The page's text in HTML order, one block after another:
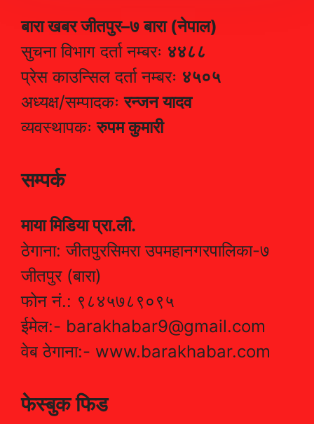
बारा खबर जीतपुर–७ बारा (नेपाल)
सुचना विभाग दर्ता नम्बरः ४४८८
प्रेस काउन्सिल दर्ता नम्बरः ४५०५
अध्यक्ष/सम्पादकःरन्जन यादव
व्यवस्थापकःरुपम कुमारी
सम्पर्क
माया मिडिया प्रा.ली.
ठेगाना: जीतपुरसिमरा उपमहानगरपालिका-७
जीतपुर (बारा)
फोन नं.: ९८४५७८९०९५
ईमेल:- barakhabar9@gmail.com
वेब ठेगाना:- www.barakhabar.com
फेस्बुक फिड